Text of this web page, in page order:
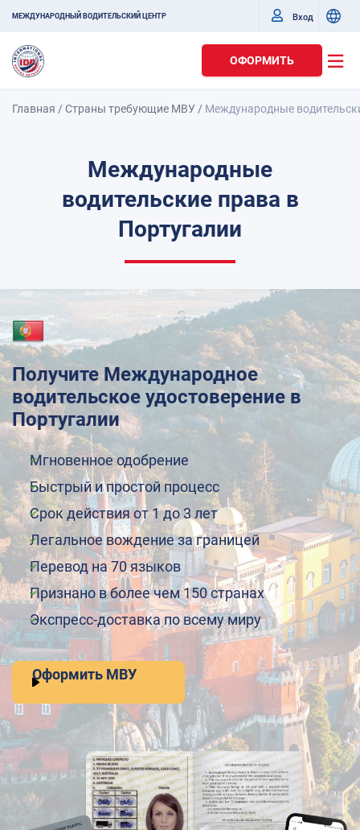
МЕЖДУНАРОДНЫЙ ВОДИТЕЛЬСКИЙ ЦЕНТР Вход
ОФОРМИТЬ
Главная /Страны требующие МВУ / Международные
Международные
водительские права в
Португалии
Получите Международное
водительское удостоверение в
Португалии
Мгновенное одобрение
Быстрый и простой процесс
Срок действия от 1 до 3 лет
Легальное вождение за границей
Перевод на 70 языков
Признано в более чем 150 странах
Экспресс-доставка по всему миру
Оформить МВУ